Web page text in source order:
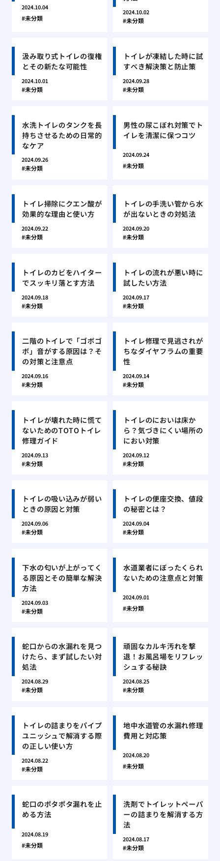
2024.10.04
未分類
2024.10.02
未分類
汲み取り式トイレの復権
とその新たな可能性
2024.10.01
未分類
トイレが凍結した時に試
すべき解決策と防止策
2024.09.28
未分類
水洗トイレのタンクを長
持ちさせるための日常的
なケア
2024.09.26
未分類
男性の尿こぼれ対策でト
イレを清潔に保つコツ
2024.09.24
未分類
トイレ掃除にクエン酸が
効果的な理由と使い方
2024.09.22
未分類
トイレの手洗い管から水
が出ないときの対処法
2024.09.20
未分類
トイレのカビをハイター
でスッキリ落とす方法
2024.09.18
未分類
トイレの流れが悪い時に
試したい方法
2024.09.17
未分類
二階のトイレで「ゴボゴ
ボ」音がする原因は？そ
の対策と注意点
2024.09.16
未分類
トイレ修理で見逃されが
ちなダイヤフラムの重要
性
2024.09.14
未分類
トイレが壊れた時に慌て
ないためのTOTOトイレ
修理ガイド
2024.09.13
未分類
トイレのにおいは床か
ら？気づきにくい場所の
におい対策
2024.09.12
未分類
トイレの吸い込みが弱い
ときの原因と対策
2024.09.06
未分類
トイレの便座交換、値段
の秘密とは？
2024.09.04
未分類
下水の匂いが上がってく
る原因とその簡単な解決
方法
2024.09.03
未分類
水道業者にぼったくられ
ないための注意点と対策
2024.09.01
未分類
蛇口からの水漏れを見つ
けたら、まず試したい対
処法
2024.08.29
未分類
頑固なカルキ汚れを撃
退！お風呂場をリフレッ
シュする秘訣
2024.08.25
未分類
トイレの詰まりをパイプ
ユニッシュで解消する際
の正しい使い方
2024.08.22
未分類
地中水道管の水漏れ修理
費用と対応策
2024.08.20
未分類
蛇口のポタポタ漏れを止
める方法
2024.08.19
未分類
洗剤でトイレットペーパ
ーの詰まりを解消する方
法
2024.08.17
未分類